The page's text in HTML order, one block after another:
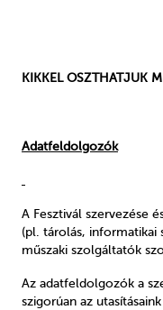
KIKKEL OSZTHATJUK
Adatfeldolgozók
A Fesztivál szervezése
(pl. tárolás, informatikai
műszaki szolgáltatók
Az adatfeldolgozók a
szigorúan az